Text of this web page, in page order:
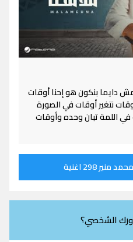
دايما بنكون هو إحنا أوقات
نتغير أوقات في الصورة
اللمة تبان وحده وأوقات
298 اغنية
الشخصي؟